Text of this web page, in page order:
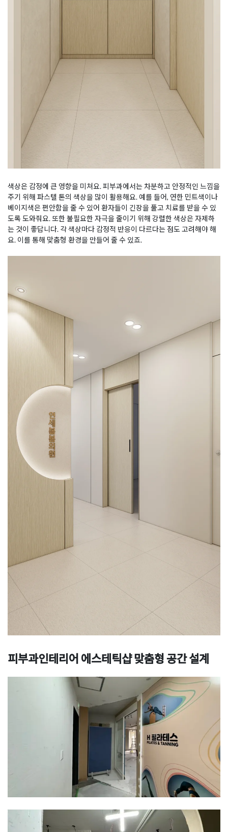
색상은 감정에 큰 영향을 미쳐요. 피부과에서는 차분하고 안정적인 느낌을
주기 위해 파스텔 톤의 색상을 많이 활용해요. 예를 들어, 연한 민트색이나
베이지색은 편안함을 줄 수 있어 환자들이 긴장을 풀고 치료를 받을 수 있
도록 도와줘요. 또한 불필요한 자극을 줄이기 위해 강렬한 색상은 자제하
는 것이 좋답니다. 각 색상마다 감정적 반응이 다르다는 점도 고려해야 해
요. 이를 통해 맞춤형 환경을 만들어 줄 수 있죠.
피부과인테리어 에스테틱샵 맞춤형 공간 설계